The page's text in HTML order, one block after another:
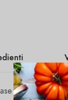
di ceci e